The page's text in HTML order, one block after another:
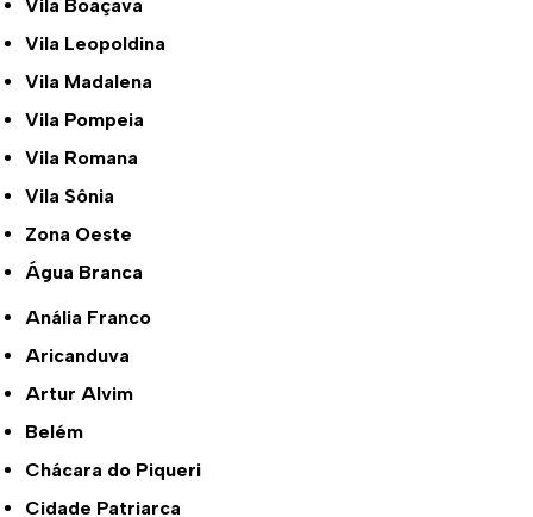
Vila Boaçava
Vila Leopoldina
Vila Madalena
Vila Pompeia
Vila Romana
Vila Sônia
Zona Oeste
Água Branca
Anália Franco
Aricanduva
Artur Alvim
Belém
Chácara do Piqueri
Cidade Patriarca